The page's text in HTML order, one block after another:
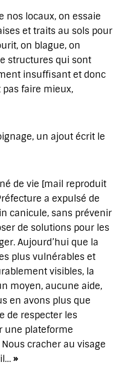
nos locaux, on essaie
et traits au sols pour
on blague, on
structures qui sont
insuffisant et donc
faire mieux,
un ajout écrit le
de vie [mail reproduit
a expulsé de
canicule, sans prévenir
de solutions pour les
Aujourd’hui que la
plus vulnérables et
visibles, la
moyen, aucune aide,
en avons plus que
de respecter les
une plateforme
cracher au visage
»